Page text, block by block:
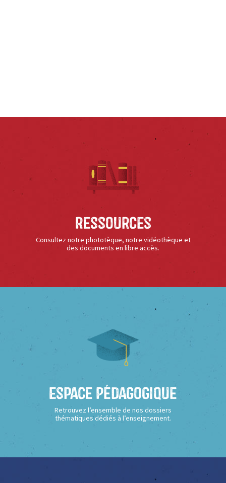
Ressources
Consultez notre phototèque, notre vidéothèque et
des documents en libre accès.
Espace Pédagogique
Retrouvez l’ensemble de nos dossiers
thématiques dédiés à l’enseignement.